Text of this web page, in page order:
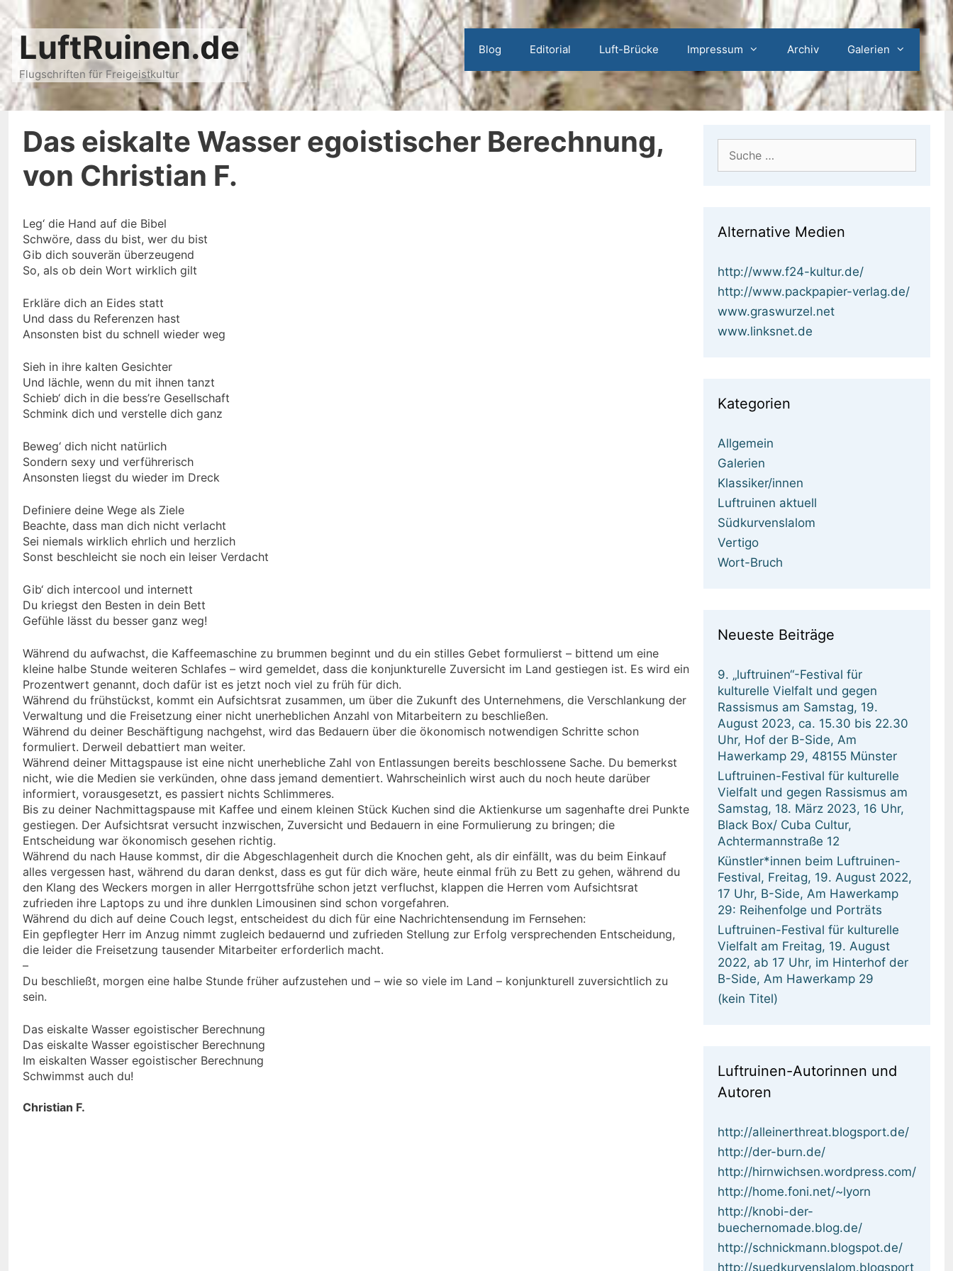
Inhalt
springenLuftRuinen.de
Flugschriften für Freigeistkultur
Blog Editorial Luft-Brücke Impressum Archiv Galerien
Das eiskalte Wasser egoistischer Berechnung,
von Christian F.
Leg‘ die Hand auf die Bibel
Schwöre, dass du bist, wer du bist
Gib dich souverän überzeugend
So, als ob dein Wort wirklich gilt
Erkläre dich an Eides statt
Und dass du Referenzen hast
Ansonsten bist du schnell wieder weg
Sieh in ihre kalten Gesichter
Und lächle, wenn du mit ihnen tanzt
Schieb‘ dich in die bess’re Gesellschaft
Schmink dich und verstelle dich ganz
Beweg‘ dich nicht natürlich
Sondern sexy und verführerisch
Ansonsten liegst du wieder im Dreck
Definiere deine Wege als Ziele
Beachte, dass man dich nicht verlacht
Sei niemals wirklich ehrlich und herzlich
Sonst beschleicht sie noch ein leiser Verdacht
Gib‘ dich intercool und internett
Du kriegst den Besten in dein Bett
Gefühle lässt du besser ganz weg!
Während du aufwachst, die Kaffeemaschine zu brummen beginnt und du ein stilles Gebet formulierst – bittend um eine
kleine halbe Stunde weiteren Schlafes – wird gemeldet, dass die konjunkturelle Zuversicht im Land gestiegen ist. Es wird ein
Prozentwert genannt, doch dafür ist es jetzt noch viel zu früh für dich.
Während du frühstückst, kommt ein Aufsichtsrat zusammen, um über die Zukunft des Unternehmens, die Verschlankung der
Verwaltung und die Freisetzung einer nicht unerheblichen Anzahl von Mitarbeitern zu beschließen.
Während du deiner Beschäftigung nachgehst, wird das Bedauern über die ökonomisch notwendigen Schritte schon
formuliert. Derweil debattiert man weiter.
Während deiner Mittagspause ist eine nicht unerhebliche Zahl von Entlassungen bereits beschlossene Sache. Du bemerkst
nicht, wie die Medien sie verkünden, ohne dass jemand dementiert. Wahrscheinlich wirst auch du noch heute darüber
informiert, vorausgesetzt, es passiert nichts Schlimmeres.
Bis zu deiner Nachmittagspause mit Kaffee und einem kleinen Stück Kuchen sind die Aktienkurse um sagenhafte drei Punkte
gestiegen. Der Aufsichtsrat versucht inzwischen, Zuversicht und Bedauern in eine Formulierung zu bringen; die
Entscheidung war ökonomisch gesehen richtig.
Während du nach Hause kommst, dir die Abgeschlagenheit durch die Knochen geht, als dir einfällt, was du beim Einkauf
alles vergessen hast, während du daran denkst, dass es gut für dich wäre, heute einmal früh zu Bett zu gehen, während du
den Klang des Weckers morgen in aller Herrgottsfrühe schon jetzt verfluchst, klappen die Herren vom Aufsichtsrat
zufrieden ihre Laptops zu und ihre dunklen Limousinen sind schon vorgefahren.
Während du dich auf deine Couch legst, entscheidest du dich für eine Nachrichtensendung im Fernsehen:
Ein gepflegter Herr im Anzug nimmt zugleich bedauernd und zufrieden Stellung zur Erfolg versprechenden Entscheidung,
die leider die Freisetzung tausender Mitarbeiter erforderlich macht.
–
Du beschließt, morgen eine halbe Stunde früher aufzustehen und – wie so viele im Land – konjunkturell zuversichtlich zu
sein.
Das eiskalte Wasser egoistischer Berechnung
Das eiskalte Wasser egoistischer Berechnung
Im eiskalten Wasser egoistischer Berechnung
Schwimmst auch du!
Christian F.
nach:
Alternative Medien
http://www.f24-kultur.de/
http://www.packpapier-verlag.de/
www.graswurzel.net
www.linksnet.de
Kategorien
Allgemein
Galerien
Klassiker/innen
Luftruinen aktuell
Südkurvenslalom
Vertigo
Wort-Bruch
Neueste Beiträge
9. „luftruinen“-Festival für
kulturelle Vielfalt und gegen
Rassismus am Samstag, 19.
August 2023, ca. 15.30 bis 22.30
Uhr, Hof der B-Side, Am
Hawerkamp 29, 48155 Münster
Luftruinen-Festival für kulturelle
Vielfalt und gegen Rassismus am
Samstag, 18. März 2023, 16 Uhr,
Black Box/ Cuba Cultur,
Achtermannstraße 12
Künstler*innen beim Luftruinen-
Festival, Freitag, 19. August 2022,
17 Uhr, B-Side, Am Hawerkamp
29: Reihenfolge und Porträts
Luftruinen-Festival für kulturelle
Vielfalt am Freitag, 19. August
2022, ab 17 Uhr, im Hinterhof der
B-Side, Am Hawerkamp 29
(kein Titel)
Luftruinen-Autorinnen und
Autoren
http://alleinerthreat.blogsport.de/
http://der-burn.de/
http://hirnwichsen.wordpress.com/
http://home.foni.net/~lyorn
http://knobi-der-
buechernomade.blog.de/
http://schnickmann.blogspot.de/
http://suedkurvenslalom.blogsport